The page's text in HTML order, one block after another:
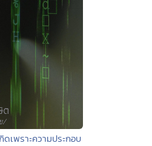
เพราะความประกอบ